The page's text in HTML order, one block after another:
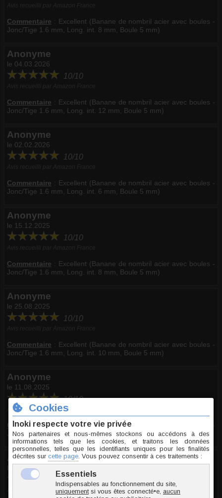
Commentaire : Excellent (Banane de nombril acier avec boules -
Jonc/Tige 1.6 mm, Long. int. 8 mm, Boule 5 mm)
Anonyme
le 04.03.2026
10/10
Commentaire : Excellent (Banane de nombril acier avec boules -
Jonc/Tige 1.6 mm, Long. int. 12 mm, Boule 5 mm)
Anonyme
le 02.02.2026
10/10
Commentaire : Excellent (Banane de nombril acier avec boules -
Jonc/Tige 1.6 mm, Long. int. 6 mm, Boule 5 mm)
Anonyme
le 15.12.2025
10/10
Commentaire : Excellent (Banane de nombril acier avec boules -
Jonc/Tige 1.6 mm, Long. int. 8 mm, Boule 5 mm)
Anonyme
le 25.08.2025
10/10
Commentaire : Excellent (Banane de nombril acier avec boules -
Jonc/Tige 1.6 mm, Long. int. 10 mm, Boule 5 mm)
Anonyme
le 11.08.2025
10/10
Avis recueilli par Amazon France
Commentaire:Excellent (Banane de nombril acier avec boules -
Jonc/Tige 1.6 mm, Long. int. 6 mm, Boule 5 mm)
Anonyme
le 06.08.2025
10/10
Avis recueilli par Amazon France